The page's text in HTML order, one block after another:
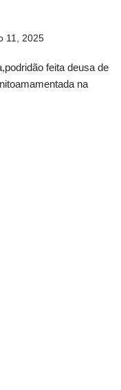
11, 2025
feita deusa de
na